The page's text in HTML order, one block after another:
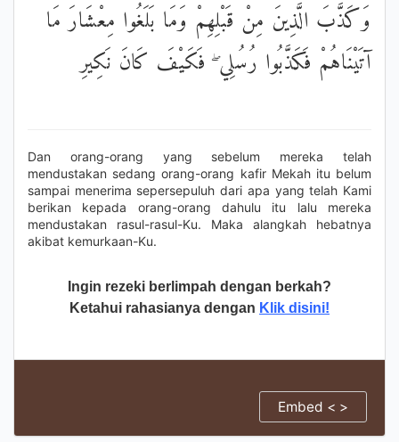
وَكَذَّبَ الَّذِينَ مِنْ قَبْلِهِمْ وَمَا بَلَغُوا مِعْشَارَ مَا
آتَيْنَاهُمْ فَكَذَّبُوا رُسُلِي ۖ فَكَيْفَ كَانَ نَكِيرِ
Dan orang-orang yang sebelum mereka telah
mendustakan sedang orang-orang kafir Mekah itu belum
sampai menerima sepersepuluh dari apa yang telah Kami
berikan kepada orang-orang dahulu itu lalu mereka
mendustakan rasul-rasul-Ku. Maka alangkah hebatnya
akibat kemurkaan-Ku.
Ingin rezeki berlimpah dengan berkah?
Ketahui rahasianya dengan Klik disini!
Embed < >